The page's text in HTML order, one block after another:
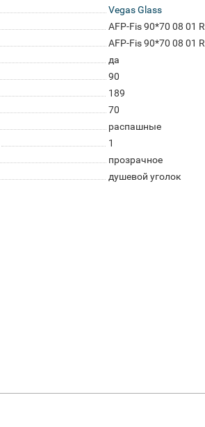
Vegas Glass
AFP-Fis 90*70 08 01 R
AFP-Fis 90*70 08 01 R
да
90
189
70
распашные
1
прозрачное
душевой уголок